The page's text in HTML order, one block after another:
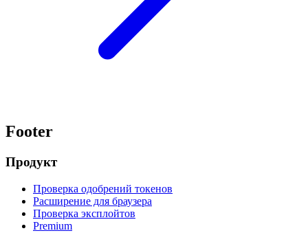
Footer
Продукт
Проверка одобрений токенов
Расширение для браузера
Проверка эксплойтов
Premium